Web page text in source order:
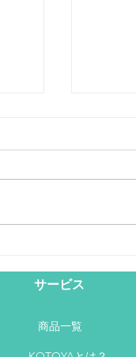
ウ
の
は
し
毎年悩
ものづ
験ギフ
ント
サービス
商品一覧